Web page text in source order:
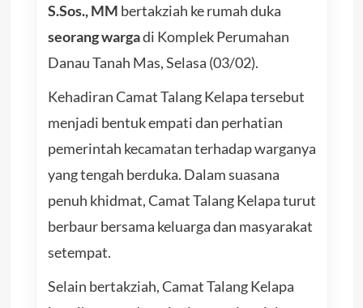
S.Sos., MM bertakziah ke rumah duka
seorang wargadi Komplek Perumahan
Danau Tanah Mas, Selasa (03/02).
Kehadiran Camat Talang Kelapa tersebut
menjadi bentuk empati dan perhatian
pemerintah kecamatan terhadap warganya
yang tengah berduka. Dalam suasana
penuh khidmat, Camat Talang Kelapa turut
berbaur bersama keluarga dan masyarakat
setempat.
Selain bertakziah, Camat Talang Kelapa